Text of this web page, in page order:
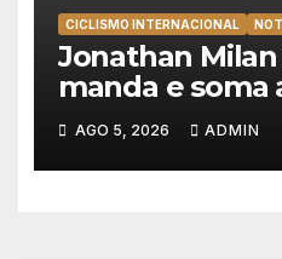
CICLISMO INTERNACIONAL
Jonathan
manda e soma
consecutiva na
Polónia
AGO 5, 2026 ADMIN